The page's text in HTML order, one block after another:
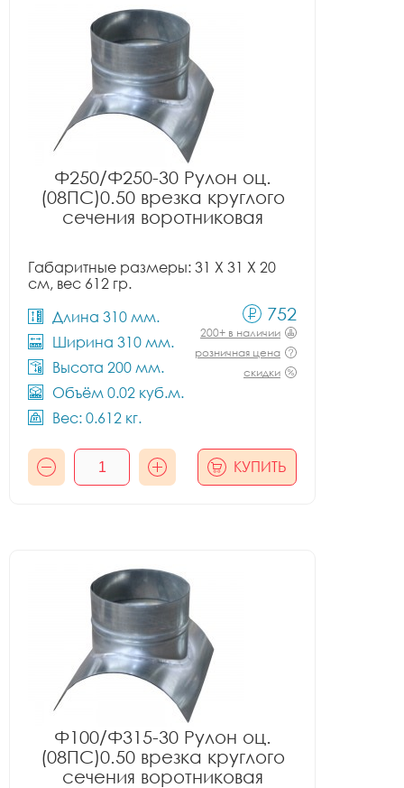
Ф250/Ф250-30 Рулон оц.
(08ПС)0.50 врезка круглого
сечения воротниковая
Габаритные размеры: 31 X 31 X 20
см, вес 612 гр.
Длина 310 мм.
Ширина 310 мм.
Высота 200 мм.
Объём 0.02 куб.м.
Вес: 0.612 кг.
752
200+ в наличии
розничная цена
скидки
КУПИТЬ
Ф100/Ф315-30 Рулон оц.
(08ПС)0.50 врезка круглого
сечения воротниковая